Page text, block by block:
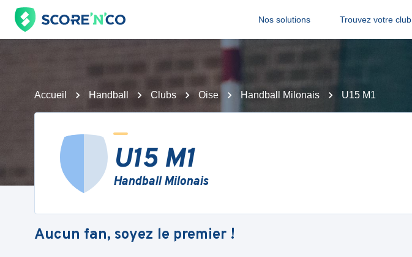
Nos solutions Trouvez votre club
Accueil Handball Clubs Oise Handball Milonais U15 M1
U15 M1
Handball Milonais
Aucun fan, soyez le premier !